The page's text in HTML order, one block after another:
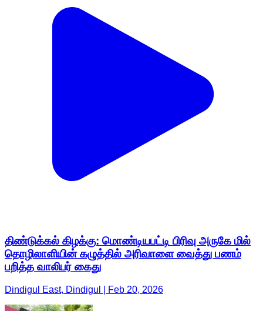
திண்டுக்கல் கிழக்கு: மொண்டியபட்டி பிரிவு அருகே மில்
தொழிலாளியின் கழுத்தில் அரிவாளை வைத்து பணம்
பறித்த வாலிபர் கைது
Dindigul East, Dindigul | Feb 20, 2026